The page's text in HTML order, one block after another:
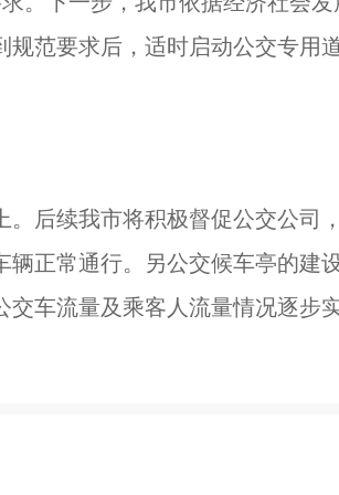
范要求后，适时启动公交专用
后续我市将积极督促公交公司
正常通行。另公交候车亭的建
车流量及乘客人流量情况逐步